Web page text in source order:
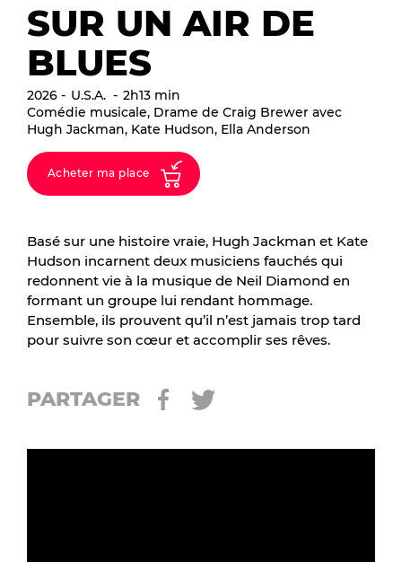
SUR UN AIR DE
BLUES
2026 U.S.A.
2h13 min
Comédie musicale, Drame de Craig Brewer avec
Hugh Jackman, Kate Hudson, Ella Anderson
Acheter ma place
Basé sur une histoire vraie, Hugh Jackman et Kate
Hudson incarnent deux musiciens fauchés qui
redonnent vie à la musique de Neil Diamond en
formant un groupe lui rendant hommage.
Ensemble, ils prouvent qu’il n’est jamais trop tard
pour suivre son cœur et accomplir ses rêves.
PARTAGER